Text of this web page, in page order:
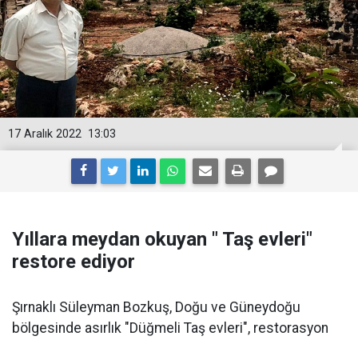
13:03
17 Aralık 2022
Yıllara meydan okuyan " Taş evleri"
restore ediyor
Şırnaklı Süleyman Bozkuş, Doğu ve Güneydoğu
bölgesinde asırlık "Düğmeli Taş evleri", restorasyon